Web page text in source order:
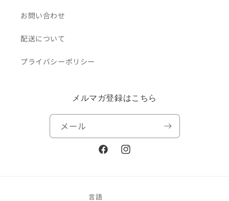
お問い合わせ
配送について
プライバシーポリシー
メルマガ登録はこちら
メール
FacebookInstagram
言語